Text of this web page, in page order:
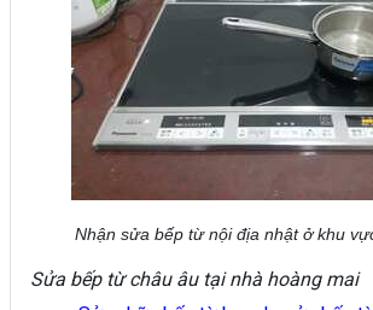
Nhận sửa bếp từ nội địa nhật ở khu
Sửa bếp từ châu âu tại nhà hoàng mai